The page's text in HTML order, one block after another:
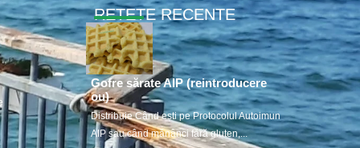
RETETE RECENTE
Gofre sărate AIP (reintroducere
ou)
Distribuie Când ești pe Protocolul Autoimun
AIP sau când mănânci fără gluten,...